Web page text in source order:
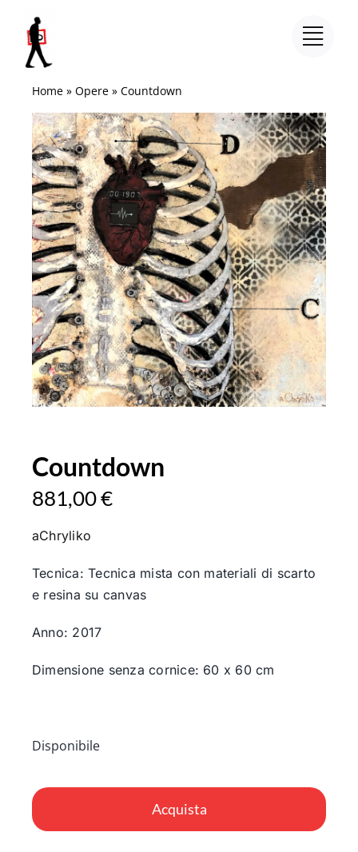
contenuto
Home» Opere» Countdown
Countdown
881,00€
aChryliko
Tecnica: Tecnica mista con materiali di scarto
e resina su canvas
Anno: 2017
Dimensione senza cornice: 60 x 60 cm
Disponibile
Acquista